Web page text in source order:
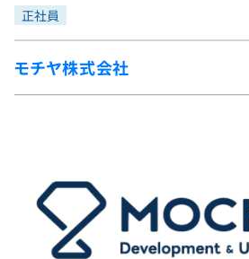
インターン
新卒エージェント
就活成功ガイド
問題集
4択課題
プラン
個人向けプラン
プログラミング言語
ゲーム・マンガ
Tech Team Journal
note
paizaとは？
正社員
モチヤ株式会社